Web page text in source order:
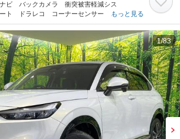
ビ バックカメラ 衝突被害軽減シス
ト ドラレコ コーナーセンサー ス
ビルトインＥＴＣ 車線逸脱警報 オ
ン（三重県）
もっと見る
1/83